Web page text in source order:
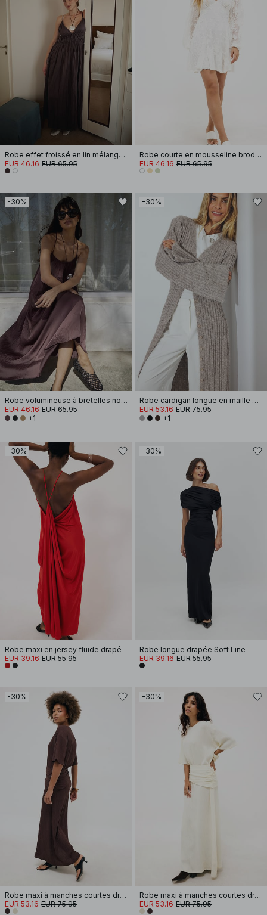
Robe effet froissé en lin mélangé à bretelles amples
EUR 46.16 EUR 65.95
Robe courte en mousseline brodée à manches longues
EUR 46.16 EUR 65.95
-30%
Robe volumineuse à bretelles nouées
EUR 46.16 EUR 65.95
+1
-30%
Robe cardigan longue en maille de laine mélangée
EUR 53.16 EUR 75.95
+1
-30%
Robe maxi en jersey fluide drapé
EUR 39.16 EUR 55.95
-30%
Robe longue drapée Soft Line
EUR 39.16 EUR 55.95
-30%
Robe maxi à manches courtes drapée
EUR 53.16 EUR 75.95
-30%
Robe maxi à manches courtes drapée
EUR 53.16 EUR 75.95